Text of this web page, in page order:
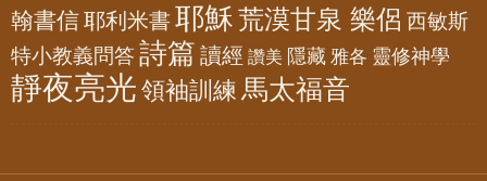
翰書信耶利米書 耶穌荒漠甘泉 樂侶 西敏斯
特小教義問答詩篇 讀經 讚美 隱藏 雅各 靈修神學
靜夜亮光 領袖訓練 馬太福音